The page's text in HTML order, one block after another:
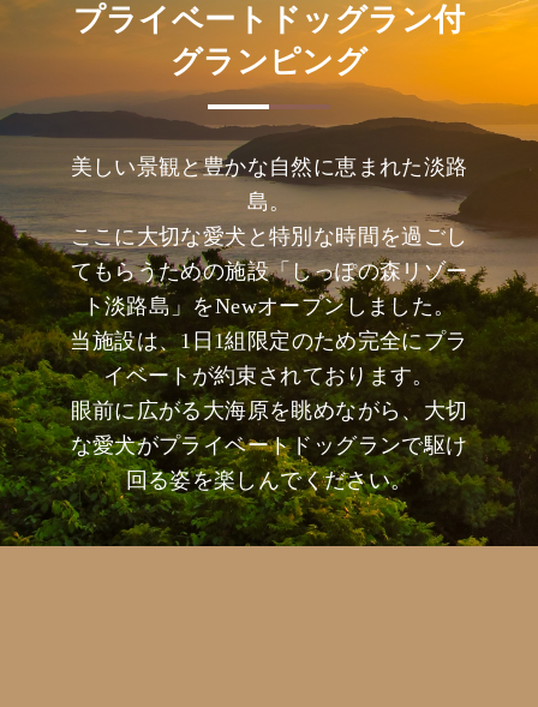
プライベートドッグラン付
グランピング
美しい景観と豊かな自然に恵まれた淡路
島。
ここに大切な愛犬と特別な時間を過ごし
てもらうための施設「しっぽの森リゾー
ト淡路島」をNewオープンしました。
当施設は、1日1組限定のため完全にプラ
イベートが約束されております。
眼前に広がる大海原を眺めながら、大切
な愛犬がプライベートドッグランで駆け
回る姿を楽しんでください。